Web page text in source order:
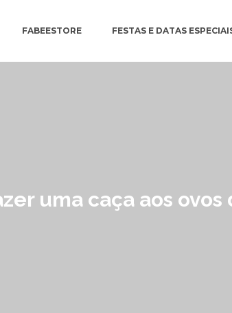
FABEESTORE FESTAS E DATAS
uma caça aos ovos